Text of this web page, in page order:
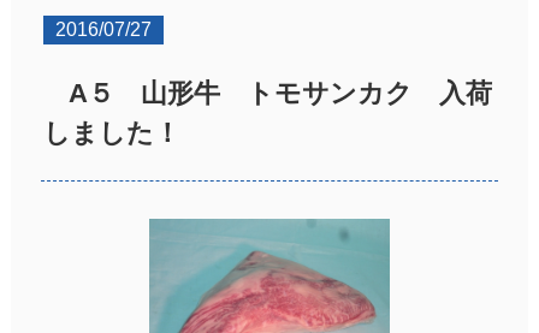
2016/07/27
A５ 山形牛 トモサンカク 入荷
しました！